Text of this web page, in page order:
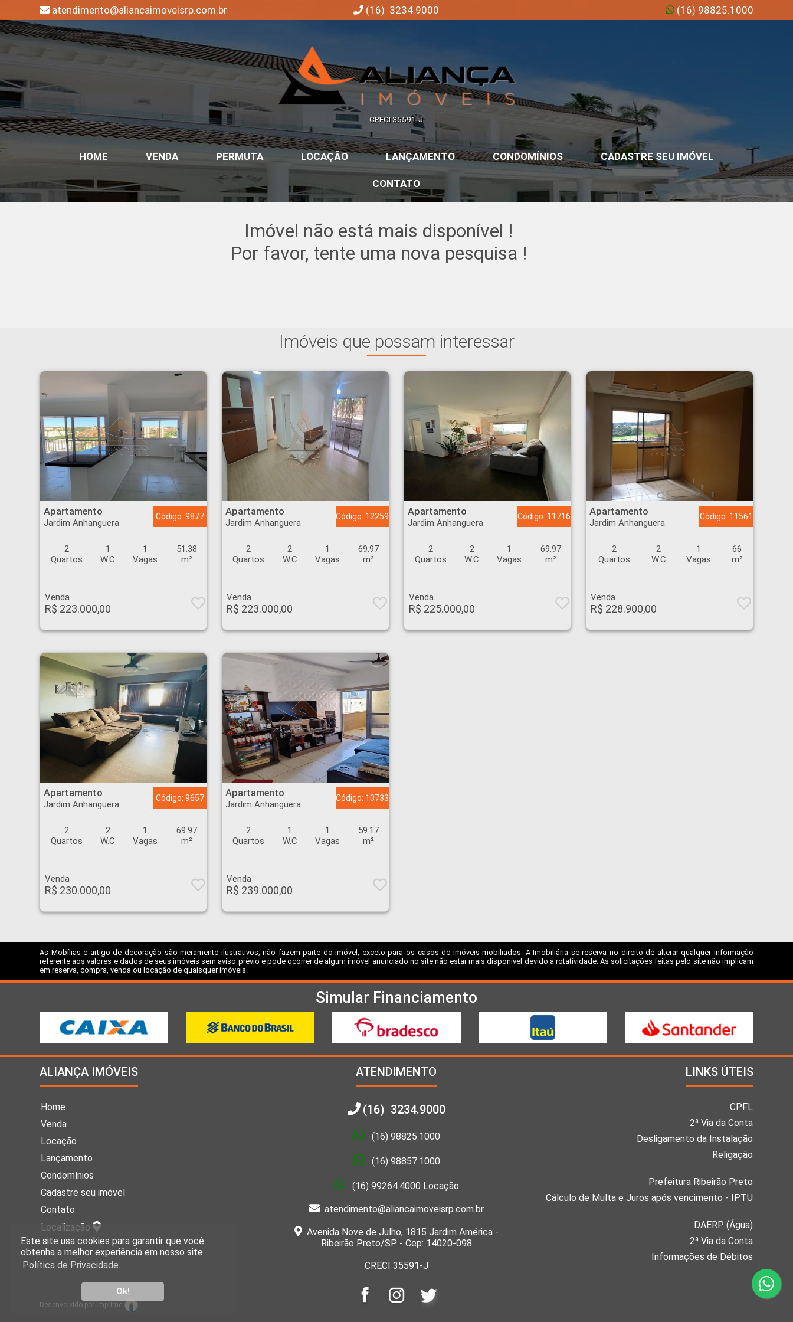
Este site usa cookies para garantir que você
obtenha a melhor experiência em nosso site.
Política de Privacidade.
Ok!
atendimento@aliancaimoveisrp.com.br (16) 3234.9000 (16) 98825.1000
CRECI 35591-J
HOME VENDA PERMUTA LOCAÇÃO LANÇAMENTO CONDOMÍNIOS CADASTRE SEU IMÓVEL
CONTATO
Imóvel não está mais disponível !
Por favor, tente uma nova pesquisa !
Imóveis que possam interessar
Apartamento - Jardim Anhanguera - Ribeirão Preto
Apartamento
Jardim Anhanguera
Código: 9877
2
Quartos
1
W.C
1
Vagas
51.38
m²
Venda
R$ 223.000,00
Apartamento
Jardim Anhanguera
Código: 12259
2
Quartos
2
W.C
1
Vagas
69.97
m²
Venda
R$ 223.000,00
Apartamento
Jardim Anhanguera
Código: 11716
2
Quartos
2
W.C
1
Vagas
69.97
m²
Venda
R$ 225.000,00
Apartamento - Jardim Anhanguera - Ribeirão Preto
Apartamento
Jardim Anhanguera
Código: 11561
2
Quartos
2
W.C
1
Vagas
66
m²
Venda
R$ 228.900,00
Apartamento - Jardim Anhanguera - Ribeirão Preto
Apartamento
Jardim Anhanguera
Código: 9657
2
Quartos
2
W.C
1
Vagas
69.97
m²
Venda
R$ 230.000,00
Apartamento - Jardim Anhanguera - Ribeirão Preto
Apartamento
Jardim Anhanguera
Código: 10733
2
Quartos
1
W.C
1
Vagas
59.17
m²
Venda
R$ 239.000,00
As Mobílias e artigo de decoração são meramente ilustrativos, não fazem parte do imóvel, exceto para os casos de imóveis mobiliados. A Imobiliária se reserva no direito de alterar qualquer informação
referente aos valores e dados de seus imóveis sem aviso prévio e pode ocorrer de algum imóvel anunciado no site não estar mais disponível devido à rotatividade. As solicitações feitas pelo site não implicam
em reserva, compra, venda ou locação de quaisquer imóveis.
Simular Financiamento
ALIANÇA IMÓVEIS
Home
Venda
Locação
Lançamento
Condomínios
Cadastre seu imóvel
Contato
Localização
ATENDIMENTO
(16) 3234.9000
(16) 98825.1000
(16) 98857.1000
(16) 99264.4000 Locação
atendimento@aliancaimoveisrp.com.br
Avenida Nove de Julho, 1815 Jardim América -
Ribeirão Preto/SP - Cep: 14020-098
CRECI 35591-J
LINKS ÚTEIS
CPFL
2ª Via da Conta
Desligamento da Instalação
Religação
Prefeitura Ribeirão Preto
Cálculo de Multa e Juros após vencimento - IPTU
DAERP (Água)
2ª Via da Conta
Informações de Débitos
Desenvolvido por Imprime